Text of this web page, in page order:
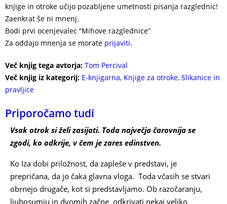
knjige in otroke učijo pozabljene umetnosti pisanja razglednic!
Zaenkrat še ni mnenj.
Bodi prvi ocenjevalec “Mihove razglednice”
Za oddajo mnenja se morate prijaviti.
Več knjig tega avtorja: Tom Percival
Več knjig iz kategorij: E-knjigarna, Knjige za otroke, Slikanice in
pravljice
Priporočamo tudi
Vsak otrok si želi zasijati. Toda največja čarovnija se
zgodi, ko odkrije, v čem je zares edinstven.
Ko Iza dobi priložnost, da zapleše v predstavi, je
prepričana, da jo čaka glavna vloga. Toda včasih se stvari
obrnejo drugače, kot si predstavljamo. Ob razočaranju,
ljubosumju in dvomih začne odkrivati nekaj veliko